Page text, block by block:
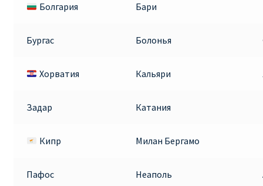
БИЛЕТЫ RYANAIR | ПОИСК ЛУЧШЕЙ ЦЕНЫ |
Болгария Бари
Бургас Болонья
Хорватия Кальяри
Задар Катания
Кипр Милан Бергамо
Пафос Неаполь